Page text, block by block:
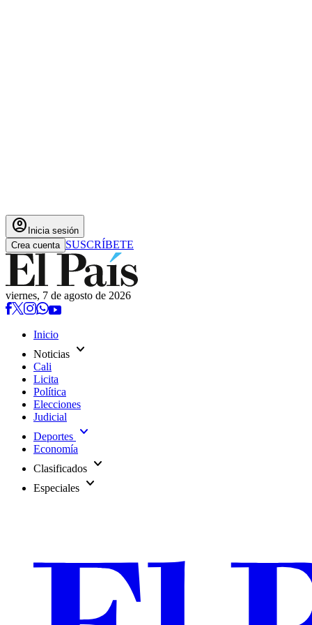
account_circle Inicia sesión
Crea cuenta SUSCRÍBETE
viernes, 7 de agosto de 2026
Inicio
Noticias expand_more
Cali
Licita
Política
Elecciones
Judicial
Deportes expand_more
Economía
Clasificados expand_more
Especiales expand_more